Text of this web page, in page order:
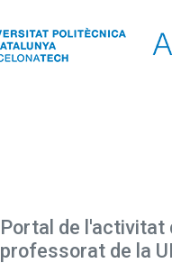
Portal de l'activitat
professorat de la